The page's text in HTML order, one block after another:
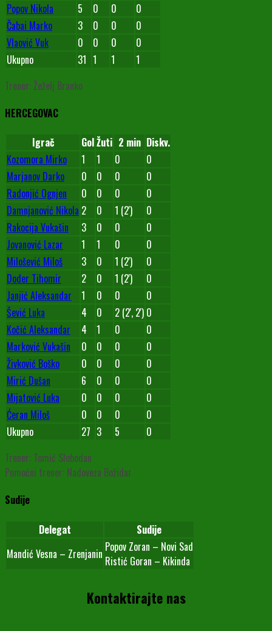
Popov Nikola
5 0 0
0
Čabai Marko
3 0 0
0
Vlaović Vuk
0 0 0
0
Ukupno
31 1 1
1
Trener: Žeželj Branko
HERCEGOVAC
Igrač GolŽuti 2 min Diskv.
Kozomora Mirko
1 1 0
0
Marjanov Darko
0 0 0
0
Radonjić Ognjen
0 0 0
0
Damnjanović Nikola 2 0 1 (2')
0
Rakocija Vukašin
3 0 0
0
Jovanović Lazar
1 1 0
0
Milošević Miloš
3 0 1 (2')
0
Doder Tihomir
2 0 1 (2')
0
Janjić Aleksandar
1 0 0
0
Šević Luka
4 0 2 (2', 2') 0
Kočić Aleksandar
4 1 0
0
Marković Vukašin
0 0 0
0
Živković Boško
0 0 0
0
Mirić Dušan
6 0 0
0
Mijatović Luka
0 0 0
0
Ćeran Miloš
0 0 0
0
Ukupno
27 3 5
0
Trener: Tomić Slobodan
Pomoćni trener: Nadoveza Božidar
Sudije
Delegat
Sudije
Mandić Vesna – Zrenjanin Popov Zoran – Novi Sad
Ristić Goran – Kikinda
Kontaktirajte nas